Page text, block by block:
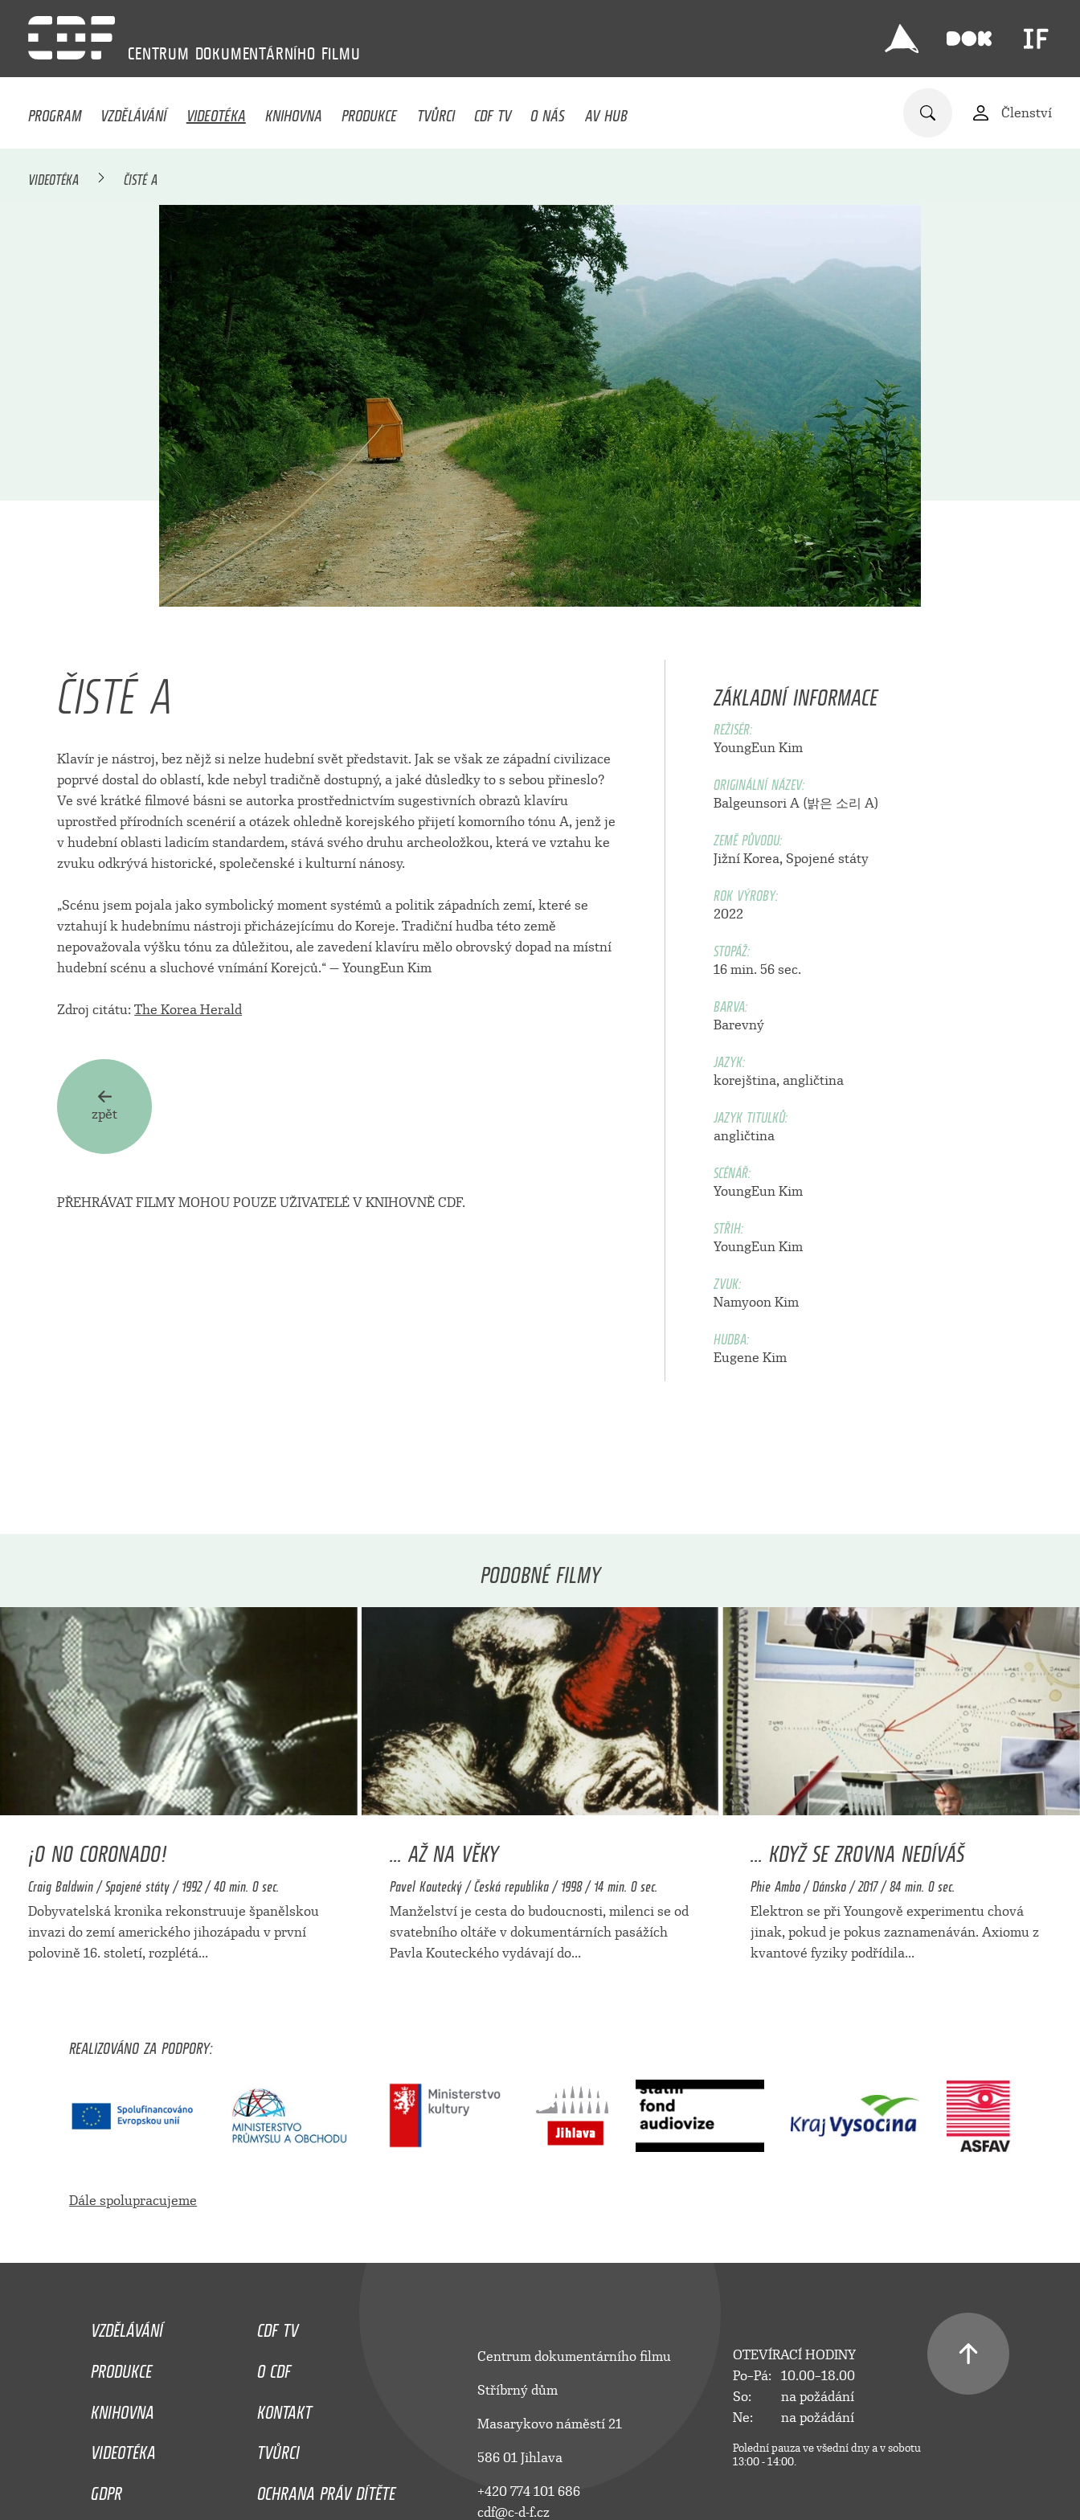
CENTRUM DOKUMENTÁRNÍHO FILMU
PROGRAM VZDĚLÁVÁNÍ VIDEOTÉKA KNIHOVNA PRODUKCE TVŮRCI CDF TV O NÁS AV HUB Členství
VIDEOTÉKA ČISTÉ A
ČISTÉ A
Klavír je nástroj, bez nějž si nelze hudební svět představit. Jak se však ze západní civilizace
poprvé dostal do oblastí, kde nebyl tradičně dostupný, a jaké důsledky to s sebou přineslo?
Ve své krátké filmové básni se autorka prostřednictvím sugestivních obrazů klavíru
uprostřed přírodních scenérií a otázek ohledně korejského přijetí komorního tónu A, jenž je
v hudební oblasti ladicím standardem, stává svého druhu archeoložkou, která ve vztahu ke
zvuku odkrývá historické, společenské i kulturní nánosy.
„Scénu jsem pojala jako symbolický moment systémů a politik západních zemí, které se
vztahují k hudebnímu nástroji přicházejícímu do Koreje. Tradiční hudba této země
nepovažovala výšku tónu za důležitou, ale zavedení klavíru mělo obrovský dopad na místní
hudební scénu a sluchové vnímání Korejců.“ — YoungEun Kim
Zdroj citátu:The Korea Herald
ZÁKLADNÍ INFORMACE
REŽISÉR:
YoungEun Kim
ORIGINÁLNÍ NÁZEV:
Balgeunsori A (밝은 소리 A)
ZEMĚ PŮVODU:
Jižní Korea, Spojené státy
ROK VÝROBY:
2022
STOPÁŽ:
16 min. 56 sec.
BARVA:
Barevný
JAZYK:
korejština, angličtina
JAZYK TITULKŮ:
angličtina
SCÉNÁŘ:
YoungEun Kim
STŘIH:
YoungEun Kim
ZVUK:
Namyoon Kim
HUDBA:
Eugene Kim
zpět
PŘEHRÁVAT FILMY MOHOU POUZE UŽIVATELÉ V KNIHOVNĚ CDF.
PODOBNÉ FILMY
¡O NO CORONADO!
Craig Baldwin / Spojené státy / 1992 / 40 min. 0 sec.
Dobyvatelská kronika rekonstruuje španělskou
invazi do zemí amerického jihozápadu v první
polovině 16. století, rozplétá...
... AŽ NA VĚKY
Pavel Koutecký / Česká republika / 1998 / 14 min. 0 sec.
Manželství je cesta do budoucnosti, milenci se od
svatebního oltáře v dokumentárních pasážích
Pavla Kouteckého vydávají do...
... KDYŽ SE ZROVNA NEDÍVÁŠ
Phie Ambo / Dánsko / 2017 / 84 min. 0 sec.
Elektron se při Youngově experimentu chová
jinak, pokud je pokus zaznamenáván. Axiomu z
kvantové fyziky podřídila...
REALIZOVÁNO ZA PODPORY:
Dále spolupracujeme
VZDĚLÁVÁNÍ
CDF TV
PRODUKCE
O CDF
KNIHOVNA
KONTAKT
VIDEOTÉKA
TVŮRCI
GDPR
OCHRANA PRÁV DÍTĚTE
Centrum dokumentárního filmu
Stříbrný dům
Masarykovo náměstí 21
586 01 Jihlava
+420 774 101 686
cdf@c-d-f.cz
OTEVÍRACÍ HODINY
Po–Pá:
10.00–18.00
So:
na požádání
Ne:
na požádání
Polední pauza ve všední dny a v sobotu
13:00 - 14:00.